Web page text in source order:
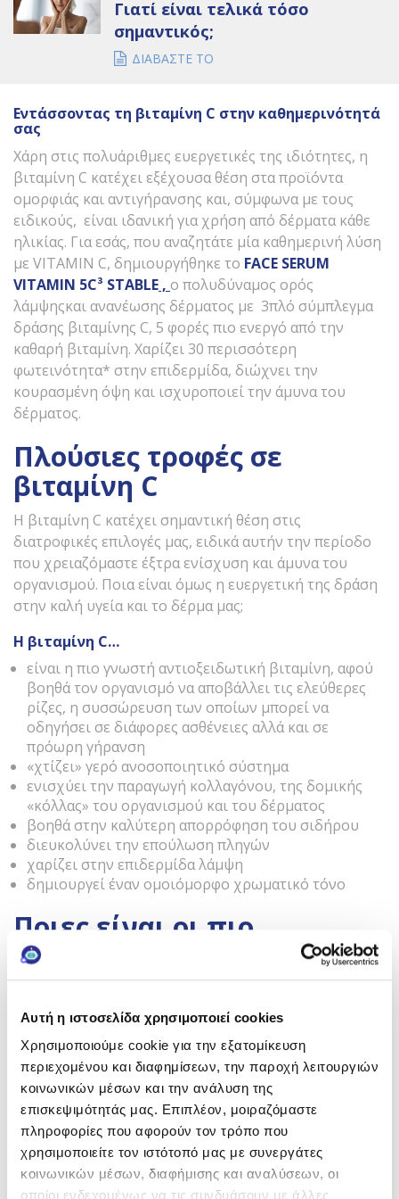
Αυτή η ιστοσελίδα χρησιμοποιεί cookies
Χρησιμοποιούμε cookie για την εξατομίκευση
περιεχομένου και διαφημίσεων, την παροχή λειτουργιών
κοινωνικών μέσων και την ανάλυση της
επισκεψιμότητάς μας. Επιπλέον, μοιραζόμαστε
πληροφορίες που αφορούν τον τρόπο που
χρησιμοποιείτε τον ιστότοπό μας με συνεργάτες
κοινωνικών μέσων, διαφήμισης και αναλύσεων, οι
οποίοι ενδεχομένως να τις συνδυάσουν με άλλες
Γιατί είναι τελικά τόσο
σημαντικός;
ΔΙΑΒΑΣΤΕ ΤΟ
Εντάσσοντας τη βιταμίνη C στην καθημερινότητά
σας
Χάρη στις πολυάριθμες ευεργετικές της ιδιότητες, η
βιταμίνη C κατέχει εξέχουσα θέση στα προϊόντα
ομορφιάς και αντιγήρανσης και, σύμφωνα με τους
ειδικούς, είναι ιδανική για χρήση από δέρματα κάθε
ηλικίας. Για εσάς, που αναζητάτε μία καθημερινή λύση
με VITAMIN C, δημιουργήθηκε το FACE SERUM
VITAMIN 5C³ STABLE , ο πολυδύναμος ορός
λάμψηςκαι ανανέωσης δέρματος με 3πλό σύμπλεγμα
δράσης βιταμίνης C, 5 φορές πιο ενεργό από την
καθαρή βιταμίνη. Χαρίζει 30 περισσότερη
φωτεινότητα* στην επιδερμίδα, διώχνει την
κουρασμένη όψη και ισχυροποιεί την άμυνα του
δέρματος.
Πλούσιες τροφές σε
βιταμίνη C
Η βιταμίνη C κατέχει σημαντική θέση στις
διατροφικές επιλογές μας, ειδικά αυτήν την περίοδο
που χρειαζόμαστε έξτρα ενίσχυση και άμυνα του
οργανισμού. Ποια είναι όμως η ευεργετική της δράση
στην καλή υγεία και το δέρμα μας;
Η βιταμίνη C…
είναι η πιο γνωστή αντιοξειδωτική βιταμίνη, αφού
βοηθά τον οργανισμό να αποβάλλει τις ελεύθερες
ρίζες, η συσσώρευση των οποίων μπορεί να
οδηγήσει σε διάφορες ασθένειες αλλά και σε
πρόωρη γήρανση
«χτίζει» γερό ανοσοποιητικό σύστημα
ενισχύει την παραγωγή κολλαγόνου, της δομικής
«κόλλας» του οργανισμού και του δέρματος
βοηθά στην καλύτερη απορρόφηση του σιδήρου
διευκολύνει την επούλωση πληγών
χαρίζει στην επιδερμίδα λάμψη
δημιουργεί έναν ομοιόμορφο χρωματικό τόνο
Ποιες είναι οι πιο
πλούσιες τροφές σε
βιταμίνηC;
Φρούτα:
Εσπεριδοειδή (πορτοκάλι, λεμόνι, γκρέιπφρουτ)
Ακτινίδια
Φράουλες
Φραγκοστάφυλα
Ανανάς
Λαχανικά
Κόκκινες και πράσινες πιπεριές